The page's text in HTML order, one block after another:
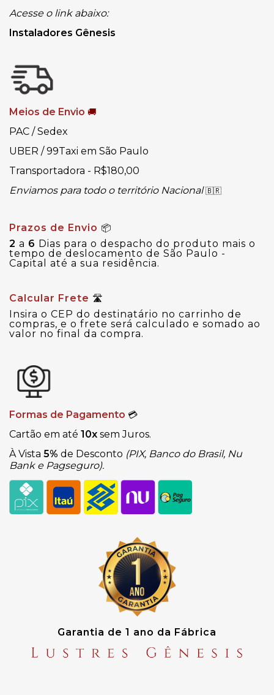
Acesse o link abaixo:
Instaladores Gênesis
Meios de Envio 🚚
PAC / Sedex
UBER / 99Taxi em São Paulo
Transportadora - R$180,00
Enviamos para todo o território Nacional🇧🇷
Prazos de Envio 📦
2 a 6 Dias para o despacho do produto mais o
tempo de deslocamento de São Paulo -
Capital até a sua residência.
Calcular Frete 🛣
Insira o CEP do destinatário no carrinho de
compras, e o frete será calculado e somado ao
valor no final da compra.
Formas de Pagamento 💳
Cartão em até 10x sem Juros.
À Vista 5% de Desconto (PIX, Banco do Brasil, Nu
Bank e Pagseguro).
Garantia de 1 ano da Fábrica